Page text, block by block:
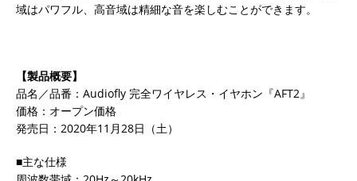
域はパワフル、高音域は精細な音を楽しむことができます。
【製品概要】
品名／品番：Audiofly 完全ワイヤレス・イヤホン『AFT2』
価格：オープン価格
発売日：2020年11月28日（土）
■主な仕様